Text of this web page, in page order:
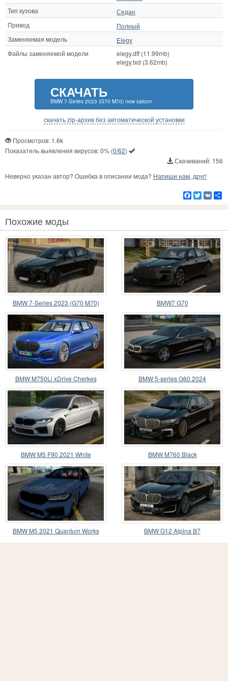
Тип кузова
Седан
Привод
Полный
Заменяемая модель
Elegy
Файлы заменяемой модели
elegy.dff (11.99mb)
elegy.txd (3.62mb)
СКАЧАТЬ
BMW 7-Series 2023 (G70 M70) new saloon
скачать zip-архив без автоматической установки
Просмотров: 1.6k
Показатель выявления вирусов:0% (0/62)
Скачиваний: 156
Неверно указан автор? Ошибка в описании мода? Напиши нам, друг!
Facebook
Twitter
VK
Похожие моды
BMW 7-Series 2023 (G70 M70) BMW7 G70
BMW M750Li xDrive Cherkes BMW 5-series G60 2024
BMW M5 F90 2021 White BMW M760 Black
BMW M5 2021 Quantum Works BMW G12 Alpina B7